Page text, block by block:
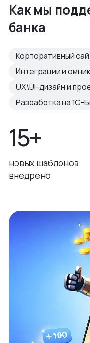
Как мы
банка
Корпоративный
Интеграции и
UX\UI-дизайн и
Разработка на 1С-
15+
новых шаблонов
внедрено